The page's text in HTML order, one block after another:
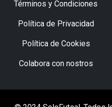
Términos y Condiciones
Política de Privacidad
Política de Cookies
Colabora con nostros